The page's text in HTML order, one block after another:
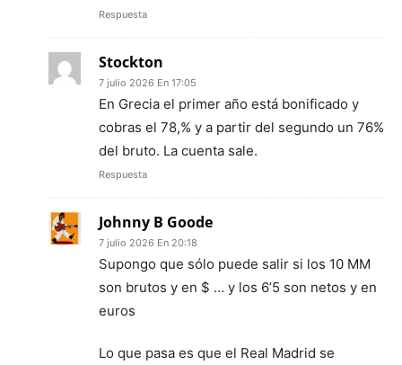
Respuesta
Stockton
7 julio 2026 En 17:05
En Grecia el primer año está bonificado y
cobras el 78,% y a partir del segundo un 76%
del bruto. La cuenta sale.
Respuesta
Johnny B Goode
7 julio 2026 En 20:18
Supongo que sólo puede salir si los 10 MM
son brutos y en $ … y los 6’5 son netos y en
euros
Lo que pasa es que el Real Madrid se